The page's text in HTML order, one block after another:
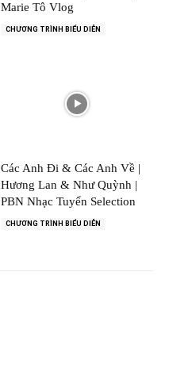
Marie Tô Vlog
CHƯƠNG TRÌNH BIỂU DIỄN
Các Anh Đi & Các Anh Về |
Hương Lan & Như Quỳnh |
PBN Nhạc Tuyển Selection
CHƯƠNG TRÌNH BIỂU DIỄN